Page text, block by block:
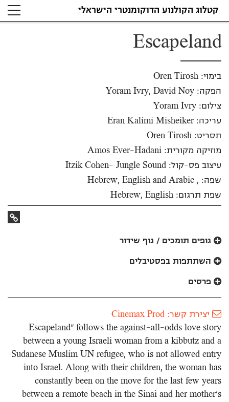
קטלוג הקולנוע הדוקומנטרי הישראלי
Escapeland
בימוי: Oren Tirosh
הפקה: Yoram Ivry, David Noy
צילום: Yoram Ivry
עריכה: Eran Kalimi Misheiker
תסריט: Oren Tirosh
מוזיקה מקורית: Amos Ever-Hadani
עיצוב פס-קול: Itzik Cohen- Jungle Sound
שפה: , Hebrew, English and Arabic
שפת תרגום: Hebrew, English
קישור
גופים תומכים / גוף שידור
השתתפות בפסטיבלים
פרסים
יצירת קשר: Cinemax Prod
Escapeland” follows the against-all-odds love story
between a young Israeli woman from a kibbutz and a
Sudanese Muslim UN refugee, who is not allowed entry
into Israel. Along with their children, the woman has
constantly been on the move for the last few years
between a remote beach in the Sinai and her mother’s